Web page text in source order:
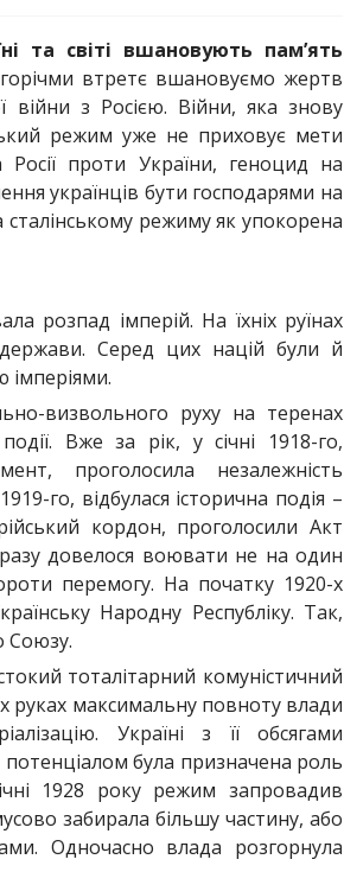
та світі вшановують пам’ять
втретє вшановуємо жертв
війни з Росією. Війни, яка знову
режим уже не приховує мети
Росії проти України, геноцид на
українців бути господарями на
сталінському режиму як упокорена
розпад імперій. На їхніх руїнах
держави. Серед цих націй були й
імперіями.
визвольного руху на теренах
Вже за рік, у січні 1918-го,
проголосила незалежність
го, відбулася історична подія –
кордон, проголосили Акт
довелося воювати не на один
перемогу. На початку 1920-х
Народну Республіку. Так,
Союзу.
тоталітарний комуністичний
руках максимальну повноту влади
Україні з її обсягами
була призначена роль
1928 року режим запровадив
забирала більшу частину, або
Одночасно влада розгорнула